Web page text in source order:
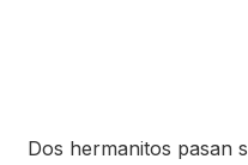
Dos hermanitos pasan